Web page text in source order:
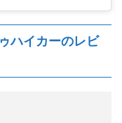
ハイカーのレビ